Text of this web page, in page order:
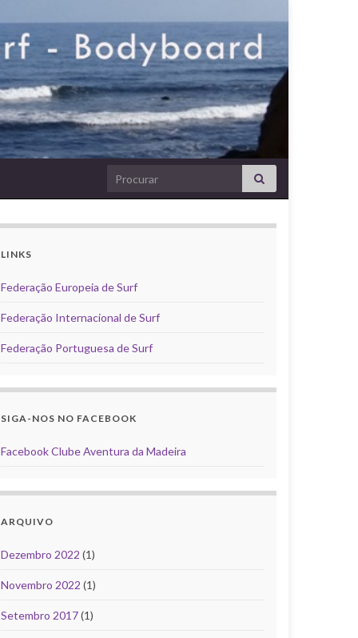
Search for:
LINKS
Federação Europeia de Surf
Federação Internacional de Surf
Federação Portuguesa de Surf
SIGA-NOS NO FACEBOOK
Facebook Clube Aventura da Madeira
ARQUIVO
Dezembro 2022 (1)
Novembro 2022 (1)
Setembro 2017(1)